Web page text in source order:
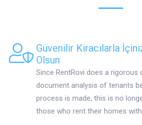
Güvenilir Kiracılarla
Olsun
Since RentRovi does a rigorous
document analysis of tenants
process is made, this is no
those who rent their homes with